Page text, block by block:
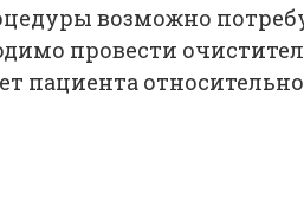
возможно
провести
пациента